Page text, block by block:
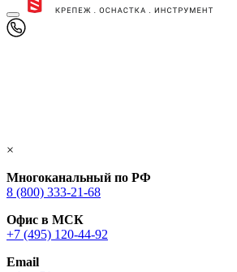
×
Многоканальный по РФ
8 (800) 333‑21-68
Офис в МСК
+7 (495) 120-44-92
Email